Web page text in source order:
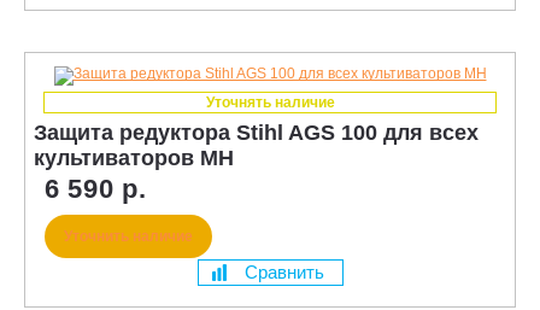
Уточнять наличие
Защита редуктора Stihl AGS 100 для всех
культиваторов MH
6 590 р.
Уточнить наличие
Сравнить